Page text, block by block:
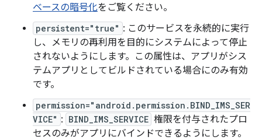
ベースの暗号化をご覧ください。
persistent="true" : このサービスを永続的に実行
し、メモリの再利用を目的にシステムによって停止
されないようにします。この属性は、アプリがシス
テムアプリとしてビルドされている場合にのみ有効
です。
permission="android.permission.BIND_IMS_SER
VICE" : BIND_IMS_SERVICE 権限を付与されたプロ
セスのみがアプリにバインドできるようにします。